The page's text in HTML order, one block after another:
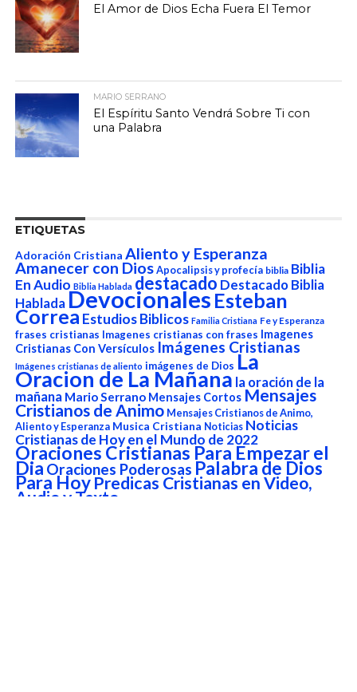
El Amor de Dios Echa Fuera El Temor
MARIO SERRANO
El Espíritu Santo Vendrá Sobre Ti con
una Palabra
ETIQUETAS
Adoración Cristiana Aliento y Esperanza
Amanecer con Dios Apocalipsis y profecía biblia Biblia
En Audio Biblia Hablada destacado Destacado Biblia
HabladaDevocionalesEsteban
Correa Estudios Biblicos Familia Cristiana Fe y Esperanza
frases cristianas Imagenes cristianas con frases Imagenes
Cristianas Con Versículos Imágenes Cristianas
Imágenes cristianas de aliento imágenes de Dios La
Oracion de La Mañana la oración de la
mañana Mario Serrano Mensajes Cortos Mensajes
Cristianos de Animo Mensajes Cristianos de Animo,
Aliento y Esperanza Musica Cristiana Noticias Noticias
Cristianas de Hoy en el Mundo de 2022
Oraciones Cristianas Para Empezar el
DiaOraciones Poderosas Palabra de Dios
Para Hoy Predicas Cristianas en Video,
Audio y Texto